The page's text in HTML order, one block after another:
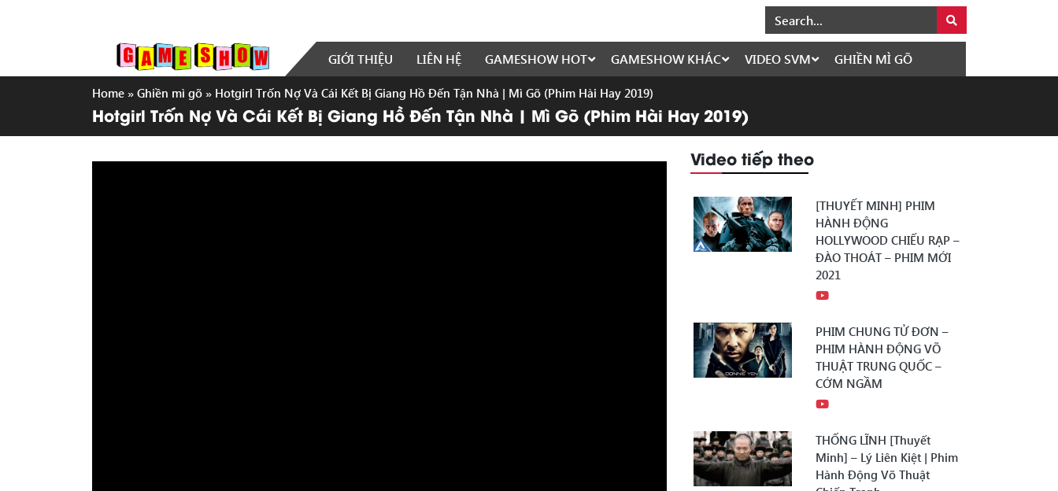
GIỚI THIỆU LIÊN HỆ GAMESHOW HOT GAMESHOW KHÁC VIDEO SVM GHIỀN MÌ GÕ
Home » Ghiền mì gõ » Hotgirl Trốn Nợ Và Cái Kết Bị Giang Hồ Đến Tận Nhà | Mì Gõ (Phim Hài Hay 2019)
Hotgirl Trốn Nợ Và Cái Kết Bị Giang Hồ Đến Tận Nhà | Mì Gõ (Phim Hài Hay 2019)
Video tiếp theo
[THUYẾT MINH] PHIM
HÀNH ĐỘNG
HOLLYWOOD CHIẾU RẠP –
ĐÀO THOÁT – PHIM MỚI
2021
PHIM CHUNG TỬ ĐƠN –
PHIM HÀNH ĐỘNG VÕ
THUẬT TRUNG QUỐC –
CỚM NGẦM
THỐNG LĨNH [Thuyết
Minh] – Lý Liên Kiệt | Phim
Hành Động Võ Thuật